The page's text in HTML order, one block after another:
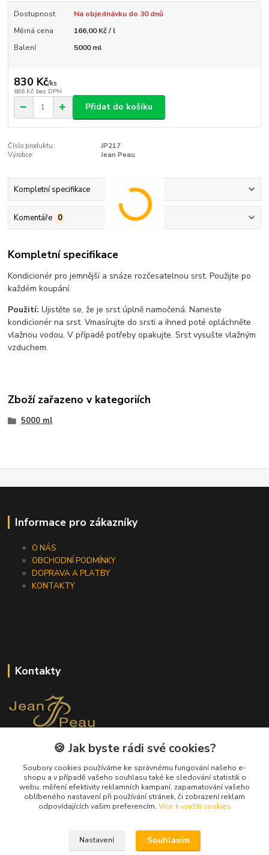
Dostupnost
Na objednávku do 30 dnů
Měrná cena
166,00 Kč / l
Balení
5000 ml
830 Kč/ks
686 Kč bez DPH
Přidat do košíku
Číslo produktu:
JP217
Výrobce:
Jean Peau
Kompletní specifikace
Komentáře 0
Kompletní specifikace
Kondicionér pro jemnější a snáze rozčesatelnou srst. Použijte po
každém koupání.
Použití: Ujistěte se, že je srst úplně namočená. Naneste
kondicionér na srst. Vmasírujte do srsti a ihned poté opláchněte
vlažnou vodou. V případě potřeby opakujte. Srst vysušte vlažným
vzduchem.
Zboží zařazeno v kategoriích
5000 ml
Informace pro zákazníky
O NÁS
OBCHODNÍ PODMÍNKY
DOPRAVA A PLATBY
KONTAKTY
Kontakty
+420 733 562 259
info@jeanpeau.cz
Upravit sběr cookies.
🍪 Jak byste rádi své cookies?
Soubory cookies používáme ke správnému fungování našeho e-
shopu a v případě vašeho souhlasu také ke sledování statistik o
webu, měření efektivity reklamních kampaní, zapamatování vašeho
oblíbeného nastavení při používání stránek, či zobrazení reklam
odpovídajících vašim preferencím. Více k využití cookies
Nastavení Souhlasím